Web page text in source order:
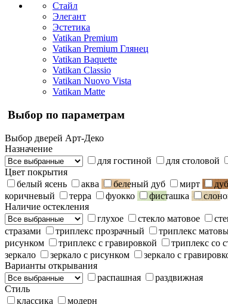
Стайл
Элегант
Эстетика
Vatikan Premium
Vatikan Premium Глянец
Vatikan Baquette
Vatikan Classio
Vatikan Nuovo Vista
Vatikan Matte
Выбор по параметрам
Выбор дверей Арт-Деко
Назначение
для гостиной
для столовой
Цвет покрытия
белый ясень
аква беленый дуб мирт дуб
коричневый
терра фуокко фисташка
Наличие остекления
глухое
стекло матовое
стразами
триплекс прозрачный триплекс
рисунком
триплекс с гравировкой триплекс со
зеркало
зеркало с рисунком зеркало с
Варианты открывания
распашная
раздвижная
Стиль
классика
модерн